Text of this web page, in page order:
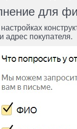
для
адрес покупателя.